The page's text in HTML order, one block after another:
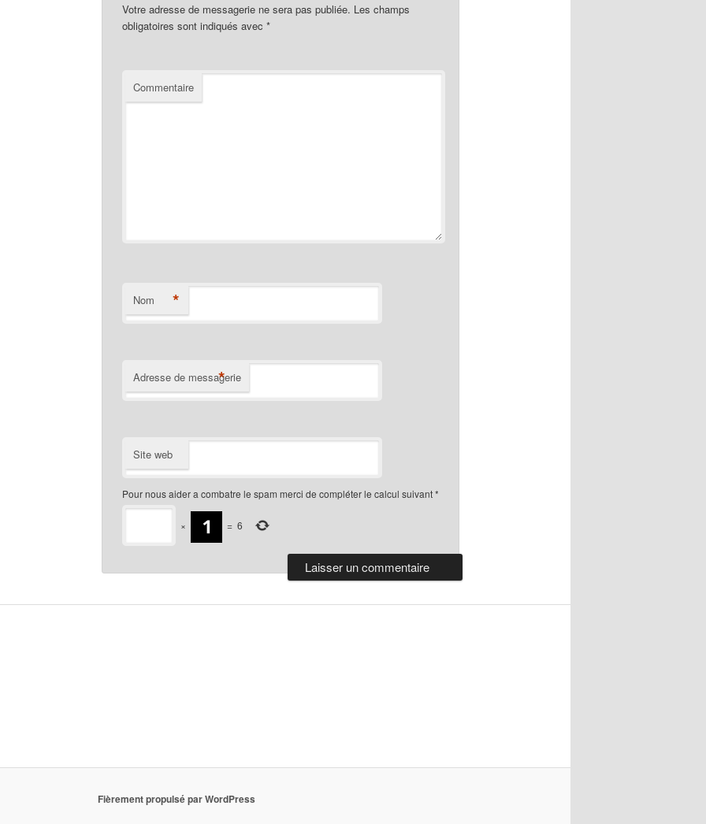
Votre adresse de messagerie ne sera pas publiée. Les champs
obligatoires sont indiqués avec *
Commentaire
Nom *
Adresse de messagerie
*
Site web
Pour nous aider a combatre le spam merci de compléter le calcul suivant*
× = 6
Fièrement propulsé par WordPress